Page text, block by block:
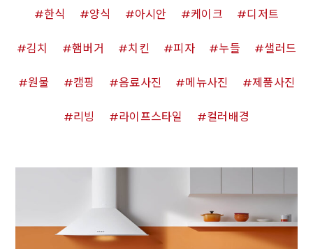
한식 양식 아시안 케이크 디저트
김치 햄버거 치킨 피자 누들 샐러드
원물 캠핑 음료사진 메뉴사진 제품사진
리빙 라이프스타일 컬러배경